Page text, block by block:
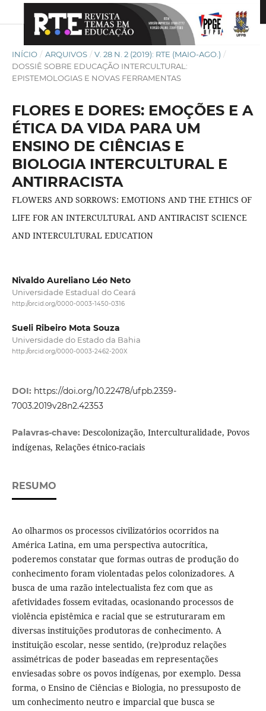
INÍCIO / ARQUIVOS / V. 28 N. 2 (2019): RTE (MAIO-AGO.) /
DOSSIÊ SOBRE EDUCAÇÃO INTERCULTURAL:
EPISTEMOLOGIAS E NOVAS FERRAMENTAS
FLORES E DORES: EMOÇÕES E A
ÉTICA DA VIDA PARA UM
ENSINO DE CIÊNCIAS E
BIOLOGIA INTERCULTURAL E
ANTIRRACISTA
FLOWERS AND SORROWS: EMOTIONS AND THE ETHICS OF
LIFE FOR AN INTERCULTURAL AND ANTIRACIST SCIENCE
AND INTERCULTURAL EDUCATION
Nivaldo Aureliano Léo Neto
Universidade Estadual do Ceará
http://orcid.org/0000-0003-1450-0316
Sueli Ribeiro Mota Souza
Universidade do Estado da Bahia
http://orcid.org/0000-0003-2462-200X
DOI: https://doi.org/10.22478/ufpb.2359-
7003.2019v28n2.42353
Palavras-chave: Descolonização, Interculturalidade, Povos
indígenas, Relações étnico-raciais
RESUMO
Ao olharmos os processos civilizatórios ocorridos na
América Latina, em uma perspectiva autocrítica,
poderemos constatar que formas outras de produção do
conhecimento foram violentadas pelos colonizadores. A
busca de uma razão intelectualista fez com que as
afetividades fossem evitadas, ocasionando processos de
violência epistêmica e racial que se estruturaram em
diversas instituições produtoras de conhecimento. A
instituição escolar, nesse sentido, (re)produz relações
assimétricas de poder baseadas em representações
enviesadas sobre os povos indígenas, por exemplo. Dessa
forma, o Ensino de Ciências e Biologia, no pressuposto de
um conhecimento neutro e imparcial que busca se